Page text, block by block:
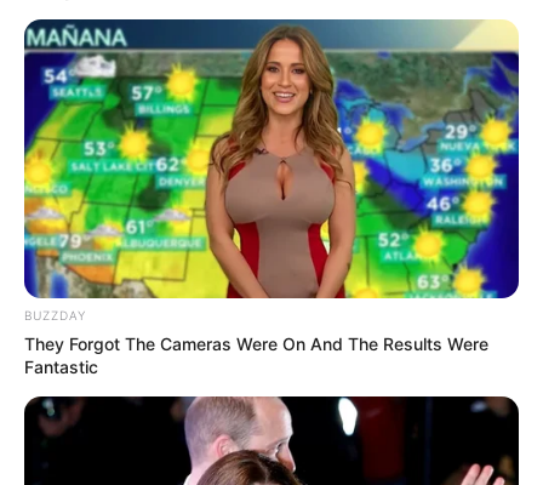
OST (Original Soundtrack)
–
Trailer
https://youtu.be/zDxe9R6M5xg
TAGS FILM KOREA URBAN MYTHS: TOOTH WORMS
BUZZDAY
They Forgot The Cameras Were On And The Results Were
Fantastic